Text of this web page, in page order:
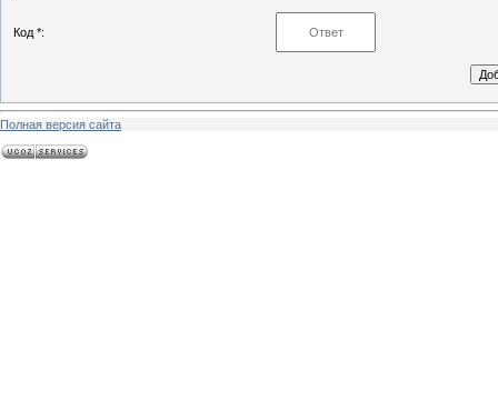
Код *:
Полная версия сайта